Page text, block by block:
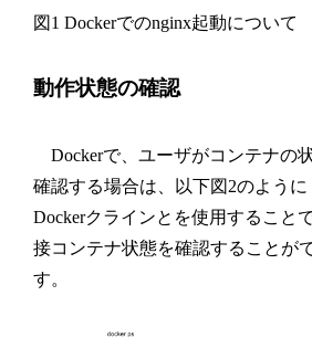
図1 Dockerでのnginx起動について
動作状態の確認
Dockerで、ユーザがコンテナの
確認する場合は、以下図2のように
Dockerクラインとを使用すること
接コンテナ状態を確認することが
す。